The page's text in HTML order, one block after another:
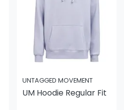
UNTAGGED MOVEMENT
UM Hoodie Regular Fit